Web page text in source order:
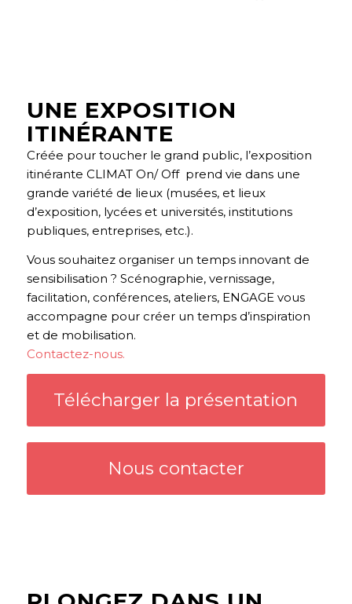
UNE EXPOSITION
ITINÉRANTE
Créée pour toucher le grand public, l’exposition
itinérante CLIMAT On/ Off prend vie dans une
grande variété de lieux (musées, et lieux
d’exposition, lycées et universités, institutions
publiques, entreprises, etc.).
Vous souhaitez organiser un temps innovant de
sensibilisation ? Scénographie, vernissage,
facilitation, conférences, ateliers, ENGAGE vous
accompagne pour créer un temps d’inspiration
et de mobilisation.
Contactez-nous.
Télécharger la présentation
Nous contacter